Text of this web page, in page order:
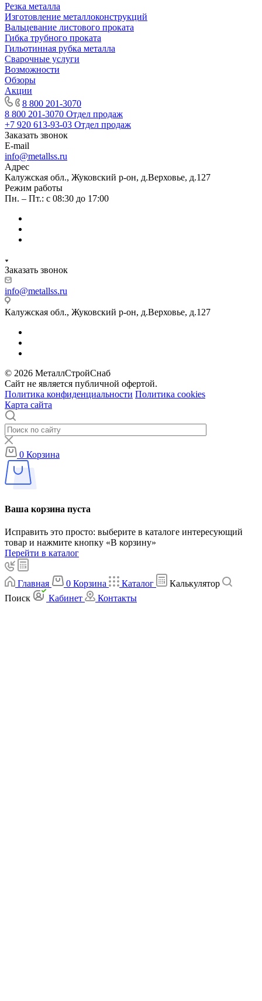
Резка металла
Изготовление металлоконструкций
Вальцевание листового проката
Гибка трубного проката
Гильотинная рубка металла
Сварочные услуги
Возможности
Обзоры
Акции
8 800 201-3070
8 800 201-3070 Отдел продаж
+7 920 613-93-03 Отдел продаж
Заказать звонок
E-mail
info@metallss.ru
Адрес
Калужская обл., Жуковский р-он, д.Верховье, д.127
Режим работы
Пн. – Пт.: с 08:30 до 17:00
Заказать звонок
info@metallss.ru
Калужская обл., Жуковский р-он, д.Верховье, д.127
© 2026 МеталлСтройСнаб
Сайт не является публичной офертой.
Политика конфиденциальности Политика cookies
Карта сайта
0 Корзина
Ваша корзина пуста
Исправить это просто: выберите в каталоге интересующий
товар и нажмите кнопку «В корзину»
Перейти в каталог
Главная 0 Корзина Каталог
Калькулятор
Поиск
Кабинет Контакты